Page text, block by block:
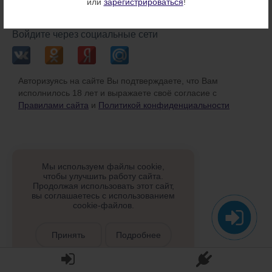
Войдите через социальные сети
Авторизуясь на сайте Вы подтверждаете, что Вам
исполнилось 18 лет и выражаете своё согласие с
Правилами сайта и Политикой конфиденциальности
Мы используем файлы cookie,
чтобы улучшить работу сайта.
Продолжая использовать этот сайт,
вы соглашаетесь с использованием
cookie-файлов.
Принять Подробнее